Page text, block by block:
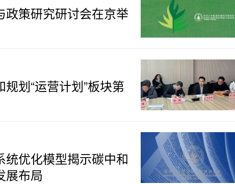
政策研究研讨会在京举
划“运营计划”板块第
统优化模型揭示碳中和
展布局